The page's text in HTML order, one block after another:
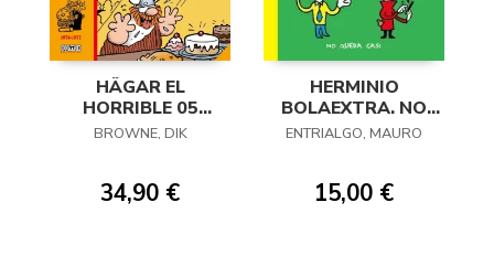
HÄGAR EL
HORRIBLE 05
(1977-1978)
BROWNE, DIK
34,90 €
HERMINIO
BOLAEXTRA. NO
QUEDA CASI
ENTRIALGO, MAURO
15,00 €